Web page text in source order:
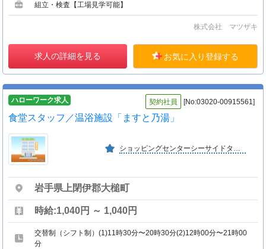
組立・検査【工場見学可能】
株式会社 マツザキ
求人の詳細を見る お気に入り登録する
ハローワーク求人 契約社員 [No:03020-00915561]
食堂スタッフ／温浴施設「ますと乃湯」
ショッピングセンターシーサイドタウン「マスト」の管理業務、 温浴施設「ますと乃湯」の経営を行っている。
岩手県上閉伊郡大槌町
時給:1,040円 ～ 1,040円
交替制（シフト制）(1)11時30分〜20時30分(2)12時00分〜21時00
分